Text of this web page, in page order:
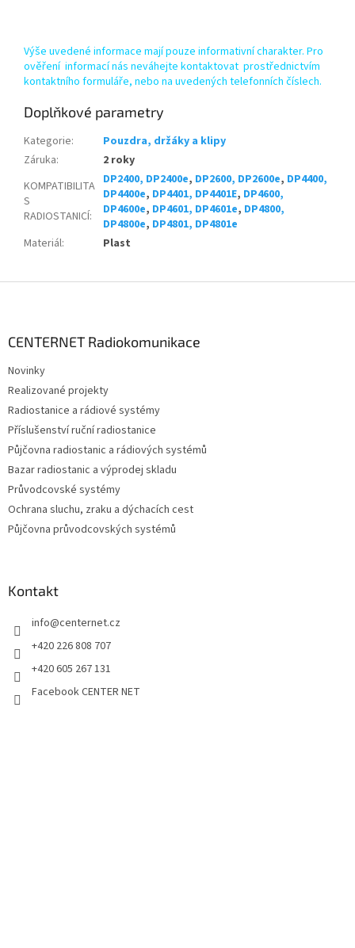
Výše uvedené informace mají pouze informativní charakter. Pro
ověření informací nás neváhejte kontaktovat prostřednictvím
kontaktního formuláře, nebo na uvedených telefonních číslech.
Doplňkové parametry
Kategorie:
Pouzdra, držáky a klipy
Záruka:
2 roky
KOMPATIBILITA
S
RADIOSTANICÍ:
DP2400, DP2400e, DP2600, DP2600e, DP4400,
DP4400e, DP4401, DP4401E, DP4600,
DP4600e, DP4601, DP4601e, DP4800,
DP4800e, DP4801, DP4801e
Materiál: Plast
CENTERNET Radiokomunikace
Novinky
Realizované projekty
Radiostanice a rádiové systémy
Příslušenství ruční radiostanice
Půjčovna radiostanic a rádiových systémů
Bazar radiostanic a výprodej skladu
Průvodcovské systémy
Ochrana sluchu, zraku a dýchacích cest
Půjčovna průvodcovských systémů
Kontakt
info@centernet.cz
+420 226 808 707
+420 605 267 131
Facebook CENTER NET